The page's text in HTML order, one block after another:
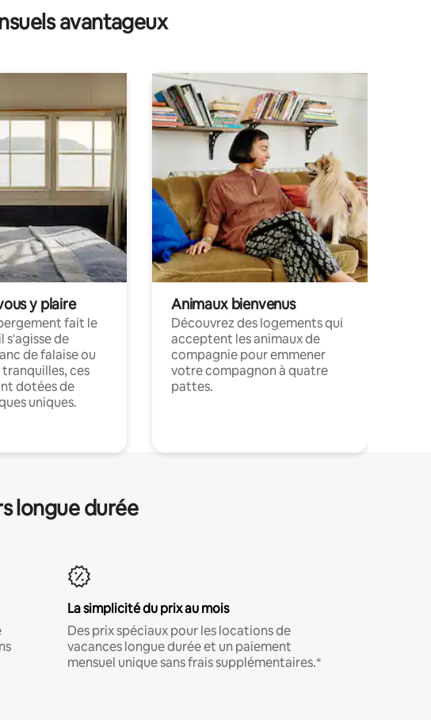
avantageux
y plaire
fait le
s'agisse de
de falaise ou
ces
dotées de
uniques.
Animaux bienvenus
Découvrez des logements qui
acceptent les animaux de
compagnie pour emmener
votre compagnon à quatre
pattes.
longue durée
La simplicité du prix au mois
Des prix spéciaux pour les locations de
vacances longue durée et un paiement
mensuel unique sans frais supplémentaires.*